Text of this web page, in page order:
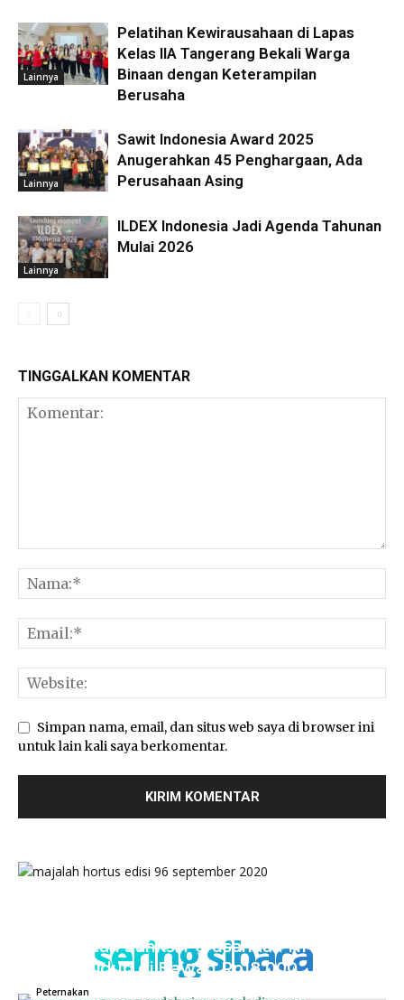
Lainnya
Pelatihan Kewirausahaan di Lapas
Kelas IIA Tangerang Bekali Warga
Binaan dengan Keterampilan
Berusaha
Lainnya
Sawit Indonesia Award 2025
Anugerahkan 45 Penghargaan, Ada
Perusahaan Asing
Lainnya
ILDEX Indonesia Jadi Agenda Tahunan
Mulai 2026
TINGGALKAN KOMENTAR
Simpan nama, email, dan situs web saya di browser ini
untuk lain kali saya berkomentar.
sering sibaca
Kementan Sanksi Perusahaan NH, Jual
Ayam Hidup di Bawah Rp18.000
Peternakan